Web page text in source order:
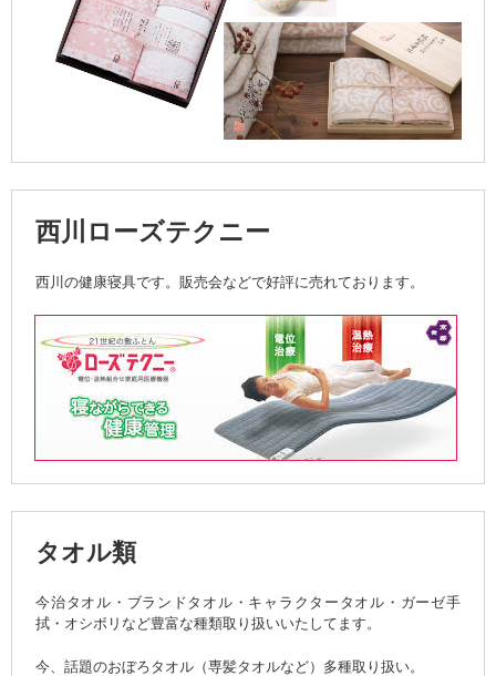
西川ローズテクニー
西川の健康寝具です。販売会などで好評に売れております。
タオル類
今治タオル・ブランドタオル・キャラクタータオル・ガーゼ手
拭・オシボリなど豊富な種類取り扱いいたしてます。
今、話題のおぼろタオル（専髪タオルなど）多種取り扱い。